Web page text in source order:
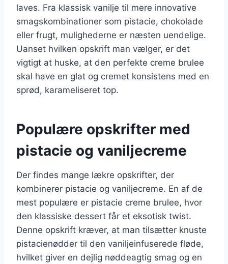
laves. Fra klassisk vanilje til mere innovative
smagskombinationer som pistacie, chokolade
eller frugt, mulighederne er næsten uendelige.
Uanset hvilken opskrift man vælger, er det
vigtigt at huske, at den perfekte creme brulee
skal have en glat og cremet konsistens med en
sprød, karameliseret top.
Populære opskrifter med
pistacie og vaniljecreme
Der findes mange lækre opskrifter, der
kombinerer pistacie og vaniljecreme. En af de
mest populære er pistacie creme brulee, hvor
den klassiske dessert får et eksotisk twist.
Denne opskrift kræver, at man tilsætter knuste
pistacienødder til den vaniljeinfuserede fløde,
hvilket giver en dejlig nøddeagtig smag og en